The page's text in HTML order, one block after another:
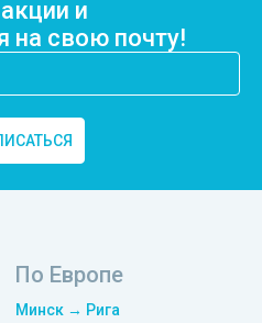
и
на свою почту!
По Европе
Минск → Рига